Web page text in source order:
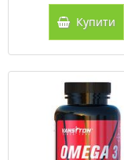
Купити